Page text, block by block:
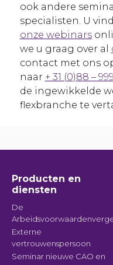
ook andere
specialisten. U
onze webinars
we u graag over al
contact met ons
naar + 31 (0)88 –
de ingewikkelde
flexbranche te
Producten en
diensten
De
Externe
vertrouwenspersoon
Seminar nieuwe CAO en